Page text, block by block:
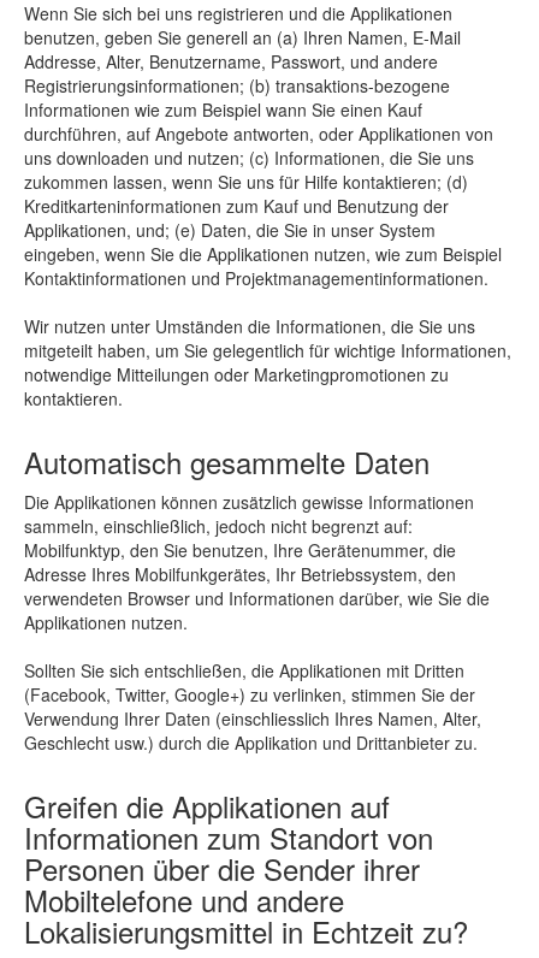
Wenn Sie sich bei uns registrieren und die Applikationen
benutzen, geben Sie generell an (a) Ihren Namen, E-Mail
Addresse, Alter, Benutzername, Passwort, und andere
Registrierungsinformationen; (b) transaktions-bezogene
Informationen wie zum Beispiel wann Sie einen Kauf
durchführen, auf Angebote antworten, oder Applikationen von
uns downloaden und nutzen; (c) Informationen, die Sie uns
zukommen lassen, wenn Sie uns für Hilfe kontaktieren; (d)
Kreditkarteninformationen zum Kauf und Benutzung der
Applikationen, und; (e) Daten, die Sie in unser System
eingeben, wenn Sie die Applikationen nutzen, wie zum Beispiel
Kontaktinformationen und Projektmanagementinformationen.
Wir nutzen unter Umständen die Informationen, die Sie uns
mitgeteilt haben, um Sie gelegentlich für wichtige Informationen,
notwendige Mitteilungen oder Marketingpromotionen zu
kontaktieren.
Automatisch gesammelte Daten
Die Applikationen können zusätzlich gewisse Informationen
sammeln, einschließlich, jedoch nicht begrenzt auf:
Mobilfunktyp, den Sie benutzen, Ihre Gerätenummer, die
Adresse Ihres Mobilfunkgerätes, Ihr Betriebssystem, den
verwendeten Browser und Informationen darüber, wie Sie die
Applikationen nutzen.
Sollten Sie sich entschließen, die Applikationen mit Dritten
(Facebook, Twitter, Google+) zu verlinken, stimmen Sie der
Verwendung Ihrer Daten (einschliesslich Ihres Namen, Alter,
Geschlecht usw.) durch die Applikation und Drittanbieter zu.
Greifen die Applikationen auf
Informationen zum Standort von
Personen über die Sender ihrer
Mobiltelefone und andere
Lokalisierungsmittel in Echtzeit zu?